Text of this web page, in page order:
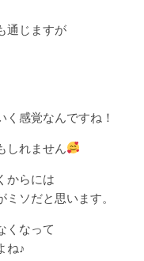
通じますが
感覚なんですね！
しれません
からには
ソだと思います。
くなって
ね♪